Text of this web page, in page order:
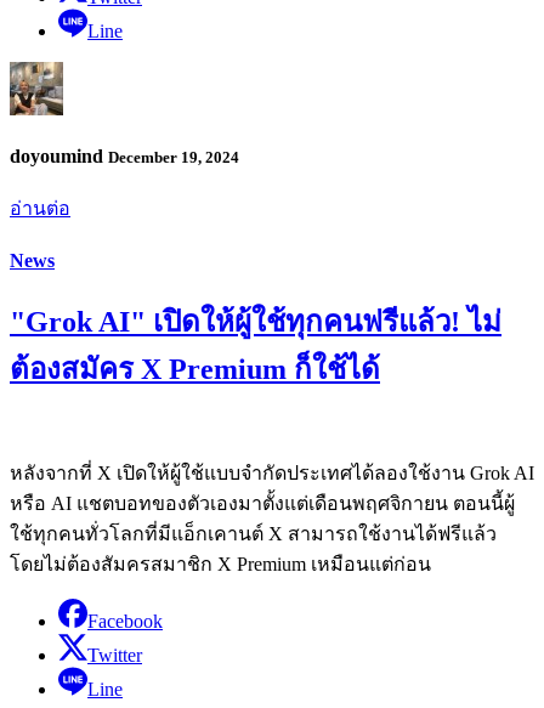
Line
doyoumind December 19, 2024
อ่านต่อ
News
"Grok AI" เปิดให้ผู้ใช้ทุกคนฟรีแล้ว! ไม่
ต้องสมัคร X Premium ก็ใช้ได้
หลังจากที่ X เปิดให้ผู้ใช้แบบจำกัดประเทศได้ลองใช้งาน Grok AI
หรือ AI แชตบอทของตัวเองมาตั้งแต่เดือนพฤศจิกายน ตอนนี้ผู้
ใช้ทุกคนทั่วโลกที่มีแอ็กเคานต์ X สามารถใช้งานได้ฟรีแล้ว
โดยไม่ต้องสัมครสมาชิก X Premium เหมือนแต่ก่อน
Facebook
Twitter
Line